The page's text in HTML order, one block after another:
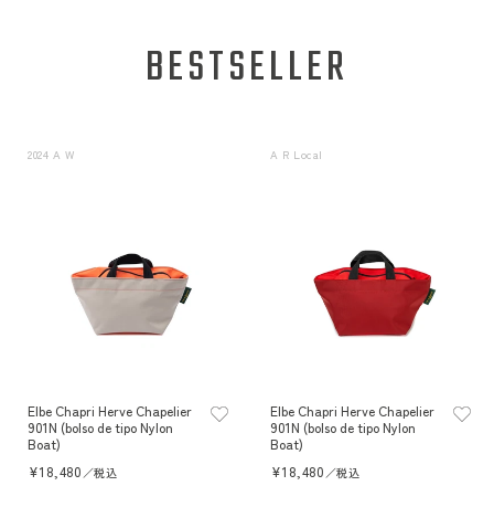
BESTSELLER
2024 A W
Elbe Chapri Herve Chapelier
901N (bolso de tipo Nylon
Boat)
Precio
¥18,480 ／税込
A R Local
Elbe Chapri Herve Chapelier
901N (bolso de tipo Nylon
Boat)
Precio
¥18,480 ／税込